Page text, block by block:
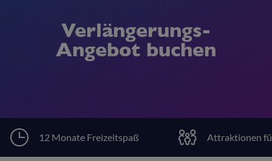
Verlängerungs-
Angebot buchen
12 Monate Freizeitspaß Attraktionen